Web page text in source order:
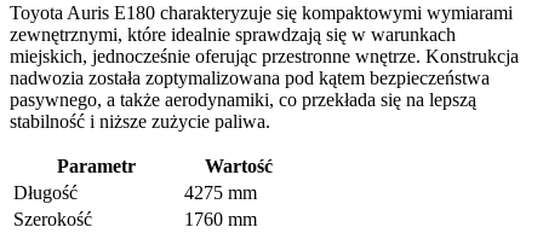
Toyota Auris E180 charakteryzuje się kompaktowymi wymiarami
zewnętrznymi, które idealnie sprawdzają się w warunkach
miejskich, jednocześnie oferując przestronne wnętrze. Konstrukcja
nadwozia została zoptymalizowana pod kątem bezpieczeństwa
pasywnego, a także aerodynamiki, co przekłada się na lepszą
stabilność i niższe zużycie paliwa.
Parametr
Wartość
Długość
4275 mm
Szerokość
1760 mm